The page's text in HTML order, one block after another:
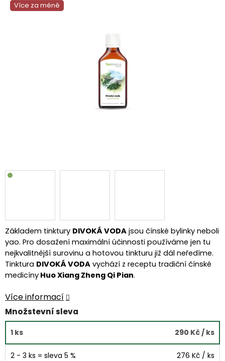
0,0Více za méně
Množstevní sleva
1 ks 290 Kč / ks
2 - 3 ks = sleva 5 % 276 Kč / ks
Základem tinktury DIVOKÁ VODA jsou čínské bylinky neboli
yao. Pro dosažení maximální účinnosti používáme jen tu
nejkvalitnější surovinu a hotovou tinkturu již dál neředíme.
Tinktura DIVOKÁ VODA vychází z receptu tradiční čínské
medicíny Huo Xiang Zheng Qi Pian.
Více informací